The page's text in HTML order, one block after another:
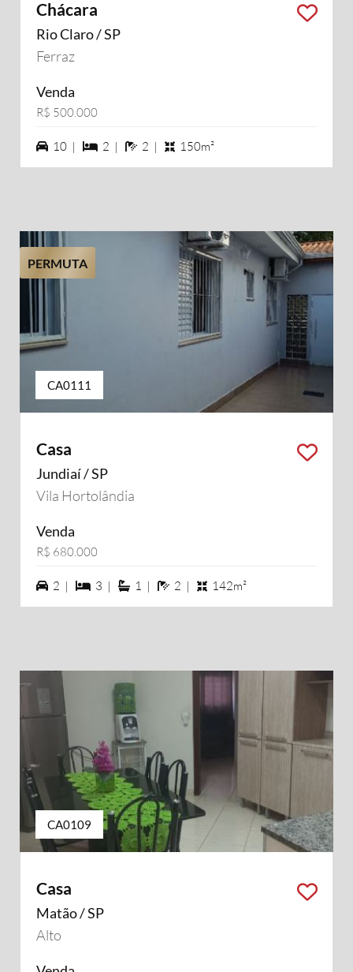
Chácara
Rio Claro / SP
Ferraz
Venda
R$ 500.000
10 vagas na garagem
10 | 2 dormiórios
2 | 2 banheiros
2 | 150m²
PERMUTA
CA0111
Casa
Jundiaí / SP
Vila Hortolândia
Venda
R$ 680.000
2 vagas na garagem
2 | 3 dormiórios
3 | 1 suítes
1 | 2 banheiros
2 | 142m²
CA0109
Casa
Matão / SP
Alto